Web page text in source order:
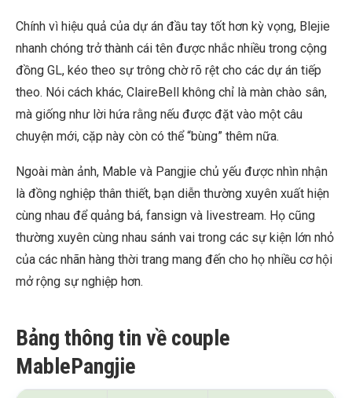
Chính vì hiệu quả của dự án đầu tay tốt hơn kỳ vọng, Blejie
nhanh chóng trở thành cái tên được nhắc nhiều trong cộng
đồng GL, kéo theo sự trông chờ rõ rệt cho các dự án tiếp
theo. Nói cách khác, ClaireBell không chỉ là màn chào sân,
mà giống như lời hứa rằng nếu được đặt vào một câu
chuyện mới, cặp này còn có thể “bùng” thêm nữa.
Ngoài màn ảnh, Mable và Pangjie chủ yếu được nhìn nhận
là đồng nghiệp thân thiết, bạn diễn thường xuyên xuất hiện
cùng nhau để quảng bá, fansign và livestream. Họ cũng
thường xuyên cùng nhau sánh vai trong các sự kiện lớn nhỏ
của các nhãn hàng thời trang mang đến cho họ nhiều cơ hội
mở rộng sự nghiệp hơn.
Bảng thông tin về couple
MablePangjie